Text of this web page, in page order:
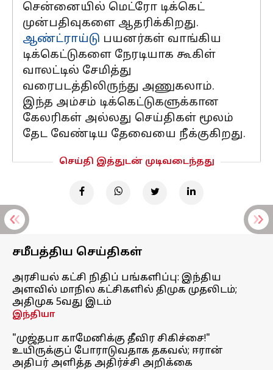
சென்னையில் மெட்ரோ டிக்கெட்
முன்பதிவுகளை ஆதரிக்கிறது.
ஆண்ட்ராய்டு பயனர்கள் வாங்கிய
டிக்கெட்டுகளை நேரடியாக கூகிள்
வாலட்டில் சேமித்து
வரைபடத்திலிருந்து அணுகலாம்.
இந்த அம்சம் டிக்கெட்டுகளுக்கான
கேலரிகள் அல்லது செய்திகள் மூலம்
தேட வேண்டிய தேவையை நீக்குகிறது.
செய்தி இத்துடன் முடிவடைந்தது
சமீபத்திய செய்திகள்
அரசியல் கட்சி நிதிப் பங்களிப்பு: இந்திய
அளவில் மாநில கட்சிகளில் திமுக முதலிடம்;
அதிமுக 5வது இடம்
இந்தியா
"முஜ்தபா காமேனிக்கு தீவிர சிகிச்சை!"
உயிருக்குப் போராடுவதாக தகவல்; ஈரான்
அதிபர் அளித்த அதிர்ச்சி அறிக்கை